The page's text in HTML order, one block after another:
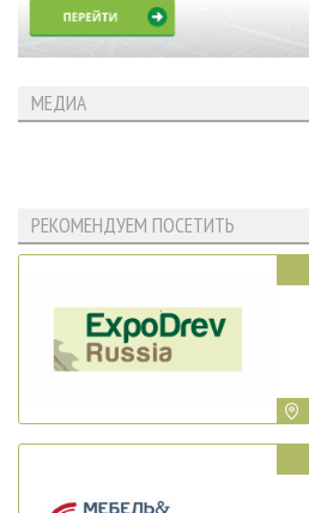
МЕДИА
РЕКОМЕНДУЕМ ПОСЕТИТЬ